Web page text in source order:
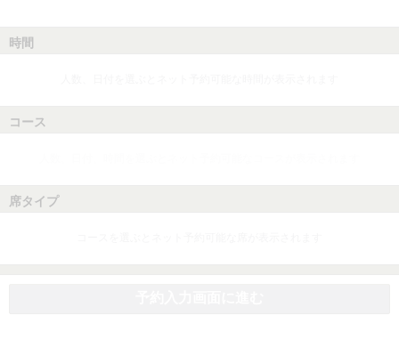
時間
コース
席タイプ